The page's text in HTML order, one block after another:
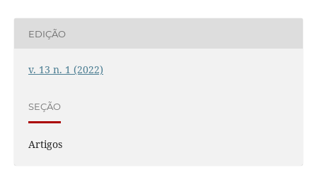
EDIÇÃO
v. 13 n. 1 (2022)
SEÇÃO
Artigos